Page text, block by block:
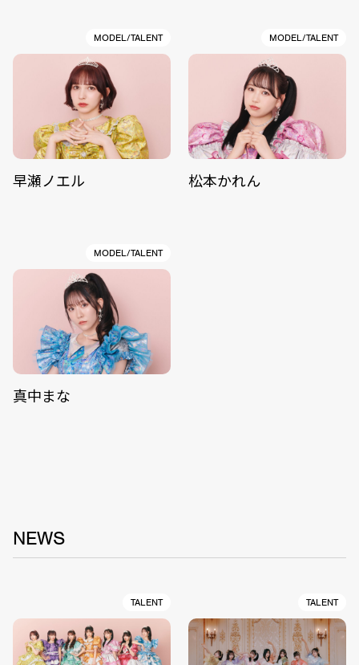
MODEL/TALENT
早瀬ノエル
MODEL/TALENT
松本かれん
MODEL/TALENT
真中まな
NEWS
TALENT TALENT